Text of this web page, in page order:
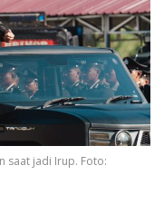
saat jadi Irup. Foto: